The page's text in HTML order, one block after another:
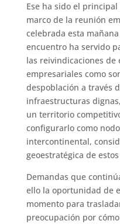
Ese ha sido el
marco de la reunión
celebrada esta
encuentro ha servido
las reivindicaciones de
empresariales como
despoblación a través
infraestructuras
un territorio
configurarlo como
intercontinental,
geoestratégica de
Demandas que
ello la oportunidad de
momento para
preocupación por